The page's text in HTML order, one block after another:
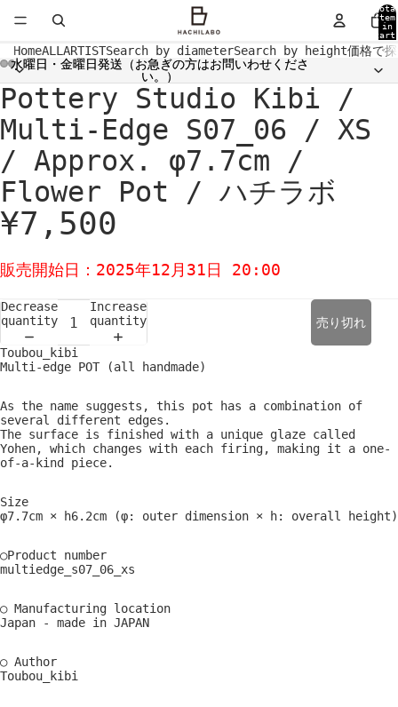
in
0
HomeALL ARTISTSearch by diameterSearch by height価格で
水曜日・金曜日発送（お急ぎの方はお問いわせくださ
い。）
水曜日・金曜日発送（お急ぎの方はお問いわせくださ
い。）
Open
image
in
full
screen
Open
image
in
full
screen
Open
image
in
full
screen
Open
image
in
full
screen
Open
image
in
full
screen
Open
image
in
full
screen
Open
image
in
full
screen
Open
image
in
full
screen
Pottery Studio Kibi /
Multi-Edge S07_06 / XS
/ Approx. φ7.7cm /
Flower Pot / ハチラボ
¥7,500
販売開始日：2025年12月31日 20:00
Decrease
quantity
Increase
quantity
売り切れ
Toubou_kibi
Multi-edge POT (all handmade)
As the name suggests, this pot has a combination of
several different edges.
The surface is finished with a unique glaze called
Yohen, which changes with each firing, making it a one-
of-a-kind piece.
Size
φ7.7cm × h6.2cm (φ: outer dimension × h: overall height)
○Product number
multiedge_s07_06_xs
○ Manufacturing location
Japan - made in JAPAN
○ Author
Toubou_kibi